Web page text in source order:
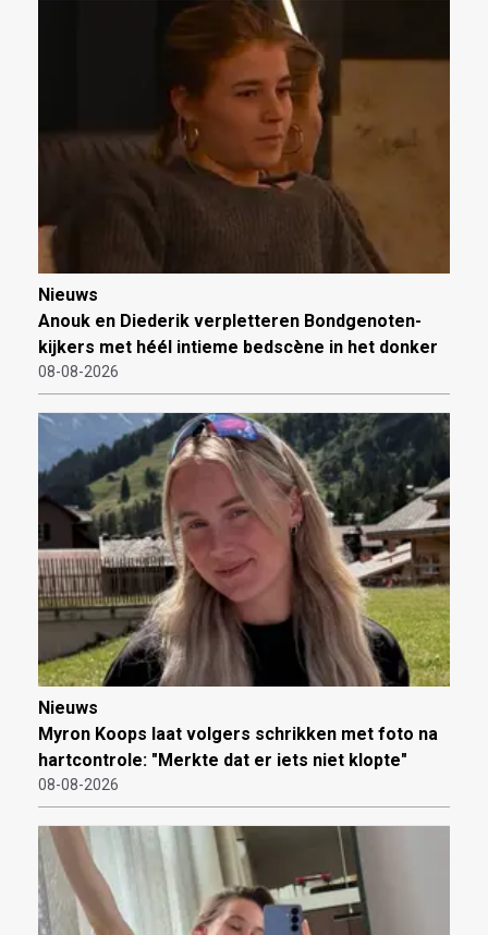
Nieuws
Anouk en Diederik verpletteren Bondgenoten-
kijkers met héél intieme bedscène in het donker
08-08-2026
Nieuws
Myron Koops laat volgers schrikken met foto na
hartcontrole: "Merkte dat er iets niet klopte"
08-08-2026